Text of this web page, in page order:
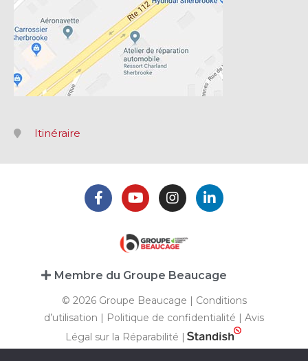
Itinéraire
Membre du Groupe Beaucage
© 2026 Groupe Beaucage | Conditions
d’utilisation
Politique de confidentialité
Avis
Légal sur la Réparabilité